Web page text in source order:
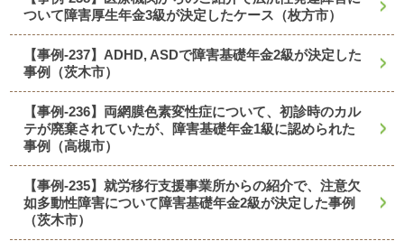
ついて障害厚生年金3級が決定したケース（枚方市）
【事例-237】ADHD, ASDで障害基礎年金2級が決定した
事例（茨木市）
【事例-236】両網膜色素変性症について、初診時のカル
テが廃棄されていたが、障害基礎年金1級に認められた
事例（高槻市）
【事例-235】就労移行支援事業所からの紹介で、注意欠
如多動性障害について障害基礎年金2級が決定した事例
（茨木市）